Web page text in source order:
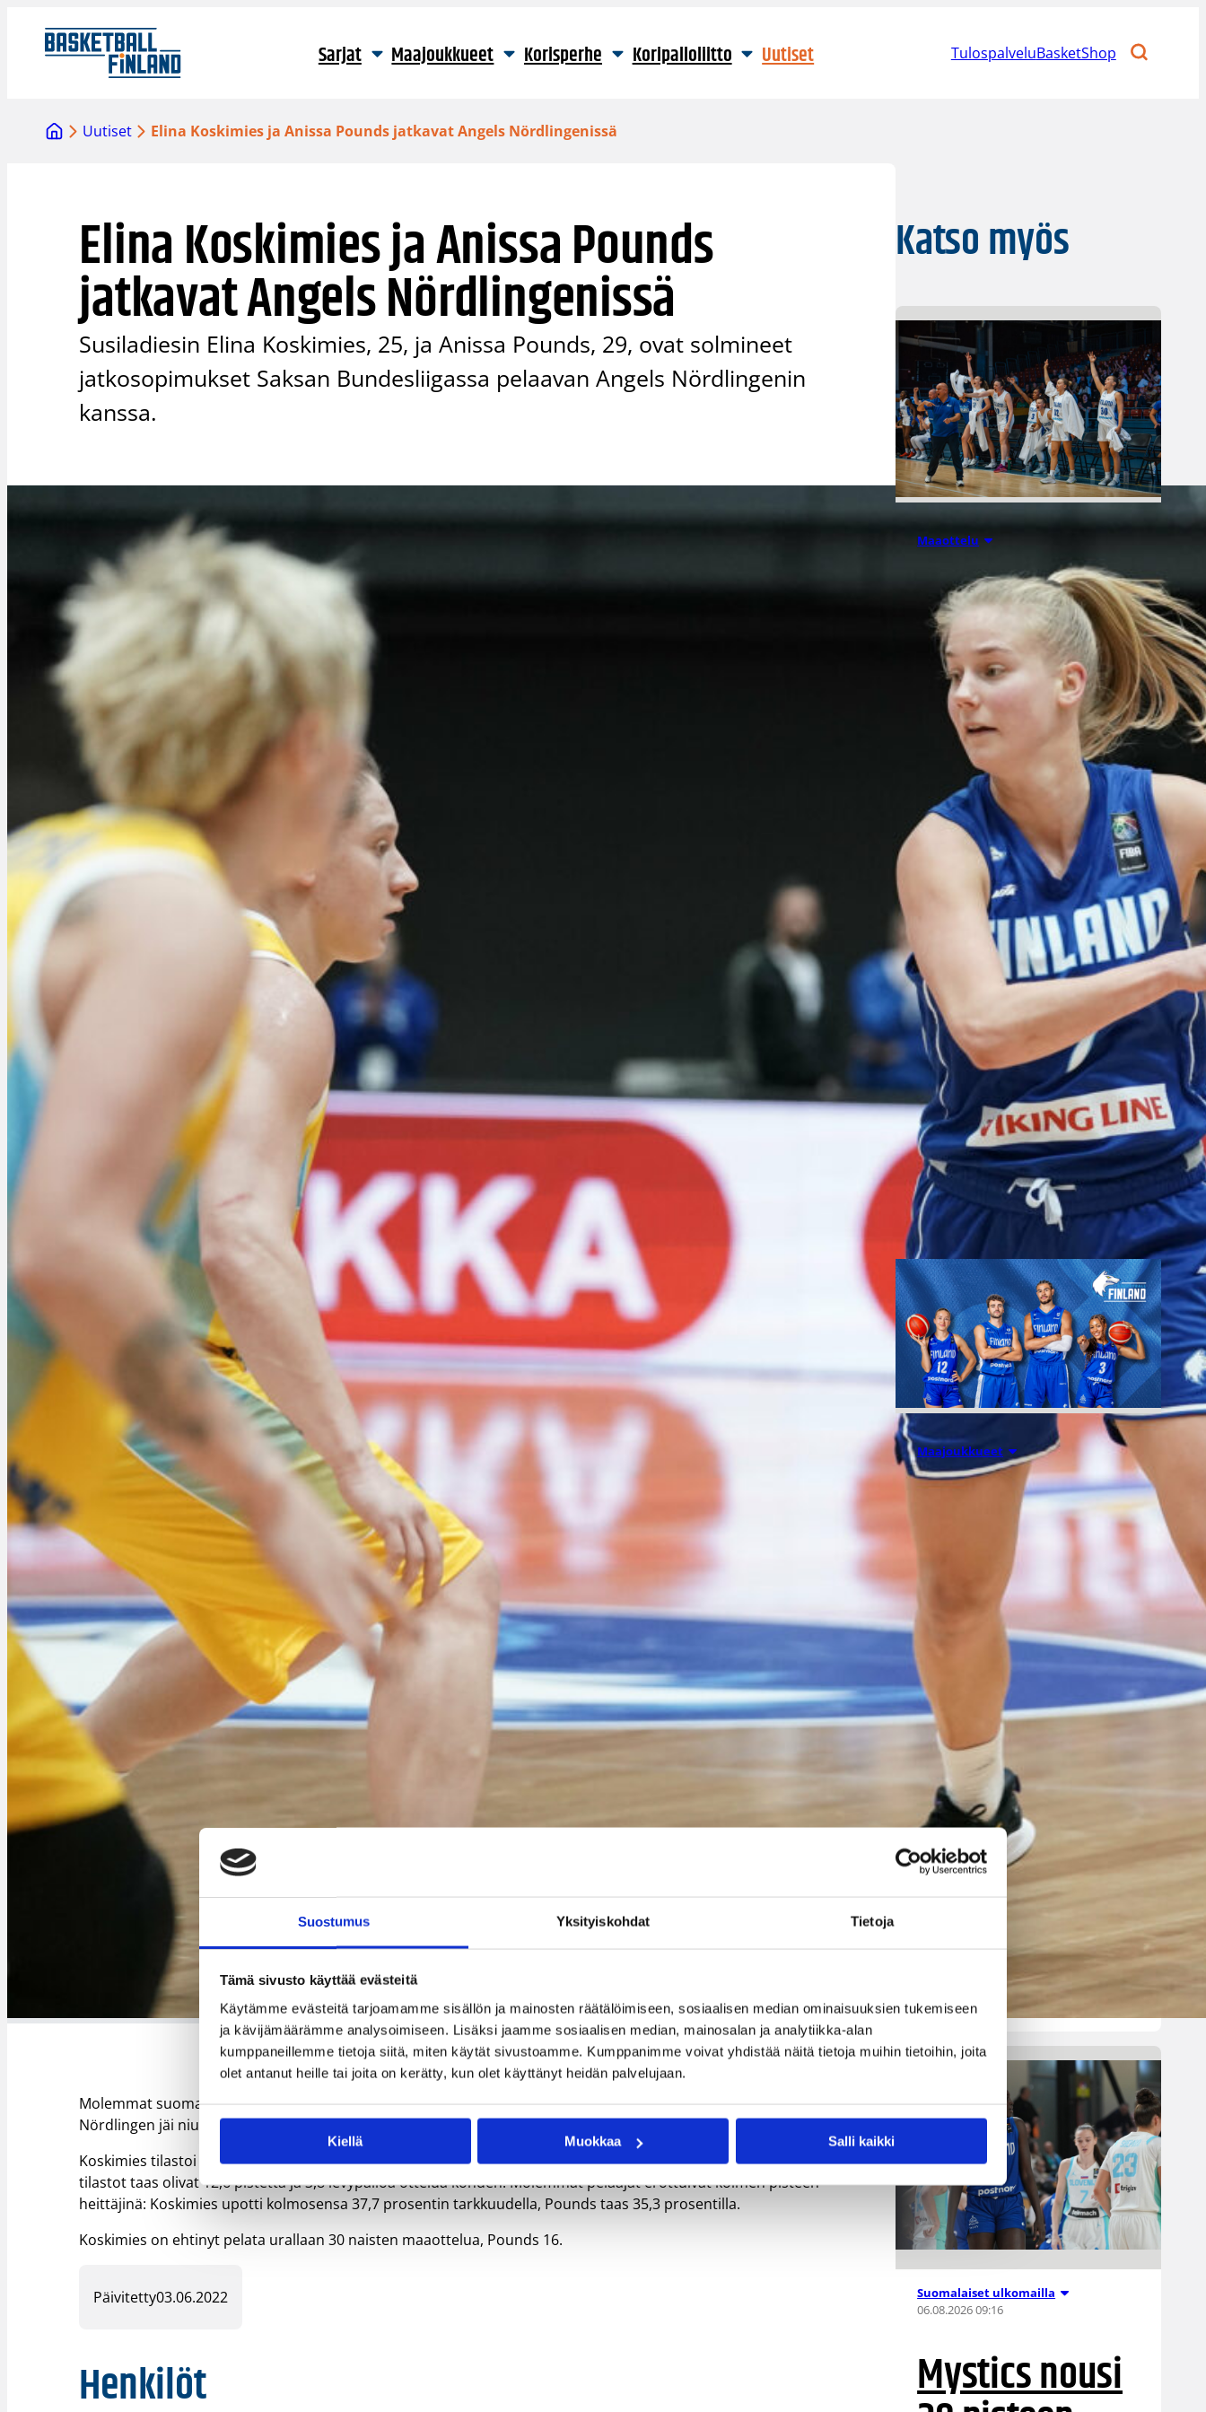
Suostumus Yksityiskohdat Tietoja
Tämä sivusto käyttää evästeitä
Käytämme evästeitä tarjoamamme sisällön ja mainosten räätälöimiseen, sosiaalisen median ominaisuuksien tukemiseen
ja kävijämäärämme analysoimiseen. Lisäksi jaamme sosiaalisen median, mainosalan ja analytiikka-alan
kumppaneillemme tietoja siitä, miten käytät sivustoamme. Kumppanimme voivat yhdistää näitä tietoja muihin tietoihin, joita
olet antanut heille tai joita on kerätty, kun olet käyttänyt heidän palvelujaan.
Kiellä Muokkaa Salli kaikki
sisältöön
Sarjat Maajoukkueet Korisperhe Koripalloliitto Uutiset TulospalveluBasketShop
Uutiset Elina Koskimies ja Anissa Pounds jatkavat Angels Nördlingenissä
Elina Koskimies ja Anissa Pounds
jatkavat Angels Nördlingenissä
Susiladiesin Elina Koskimies, 25, ja Anissa Pounds, 29, ovat solmineet
jatkosopimukset Saksan Bundesliigassa pelaavan Angels Nördlingenin
kanssa.
Elina Koskimies (kuvassa) ja Anissa Pounds ovat solmineet jatkosopimukset Saksan Bundesliigaan. Kuva: Ville Vuorinen.
Molemmat suomalaiset tekivät vakuuttavaa jälkeä Nördlingenissä edelliskaudella, mikä poiki jatkosopimukset.
Nördlingen jäi niukasti pudotuspelien ulkopuolelle, kun Bundesliigan runkosarja keskeytettiin maaliskuussa.
Koskimies tilastoi päättyneellä kaudella keskimäärin 10,5 pistettä ja 5,0 levypalloa ottelua kohden. Poundsin
tilastot taas olivat 12,6 pistettä ja 3,8 levypalloa ottelua kohden. Molemmat pelaajat erottuivat kolmen pisteen
heittäjinä: Koskimies upotti kolmosensa 37,7 prosentin tarkkuudella, Pounds taas 35,3 prosentilla.
Koskimies on ehtinyt pelata urallaan 30 naisten maaottelua, Pounds 16.
Päivitetty03.06.2022
Henkilöt
Katso myös
Maaottelu
Susiladiesin
puolustus
rautaa
Tukholmassa
harvinaislaatu
inen voitto
Liettuasta
Susiladies nappasi
harvinaislaatuisen voiton
Liettuasta Tukholmassa
pelatussa maaottelussa.
Susiladies voitti vakuuttavasti
Liettuan 81-70 (48-36) Elina
Aarnisalon 22 pisteen
johdattamana. Suomi pelaa
Tukholmassa vielä toisen
ottelun, kun huomenna vastaan
tulee Ruotsi.
Maajoukkueet 06.08.2026 10:14
Edulliset liput
Susijengin ja
Susiladiesin
elokuun
kotimaaottelu
ihin nyt
myynnissä
Susiladiesin elokuun kotiturnaus
ja Susijengin Islanti-
kotimaaottelu lähestyvät.
jatkokarsintaotteluun Ruotsia
vastaan on puolestaan enää
jäljellä kourallinen vierekkäisiä
paikkoja.
Suomalaiset ulkomailla
06.08.2026 09:16
Mystics nousi